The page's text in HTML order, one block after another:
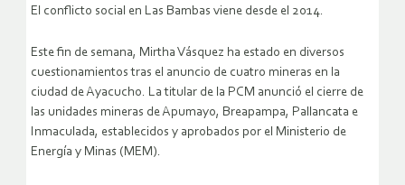
El conflicto social en Las Bambas viene desde el 2014.
Este fin de semana, Mirtha Vásquez ha estado en diversos
cuestionamientos tras el anuncio de cuatro mineras en la
ciudad de Ayacucho. La titular de la PCM anunció el cierre de
las unidades mineras de Apumayo, Breapampa, Pallancata e
Inmaculada, establecidos y aprobados por el Ministerio de
Energía y Minas (MEM).